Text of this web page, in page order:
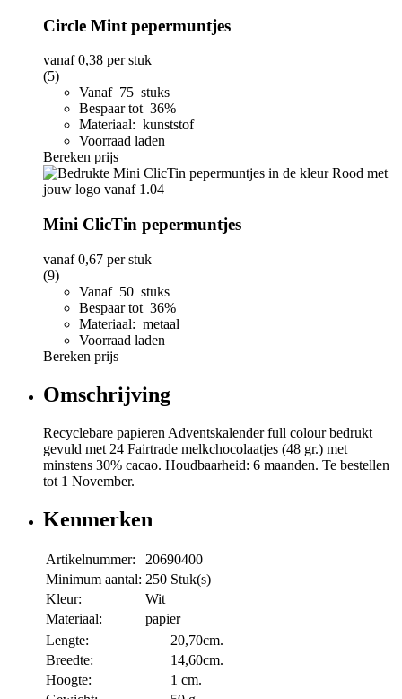
Circle Mint pepermuntjes
vanaf0,38 per stuk
(5)
Vanaf 75 stuks
Bespaar tot 36%
Materiaal: kunststof
Voorraad laden
Bereken prijs
Mini ClicTin pepermuntjes
vanaf0,67 per stuk
(9)
Vanaf 50 stuks
Bespaar tot 36%
Materiaal: metaal
Voorraad laden
Bereken prijs
Omschrijving
Recyclebare papieren Adventskalender full colour bedrukt
gevuld met 24 Fairtrade melkchocolaatjes (48 gr.) met
minstens 30% cacao. Houdbaarheid: 6 maanden. Te bestellen
tot 1 November.
Kenmerken
Artikelnummer:
20690400
Minimum aantal: 250 Stuk(s)
Kleur:
Wit
Materiaal:
papier
Lengte:
20,70cm.
Breedte:
14,60cm.
Hoogte:
1 cm.